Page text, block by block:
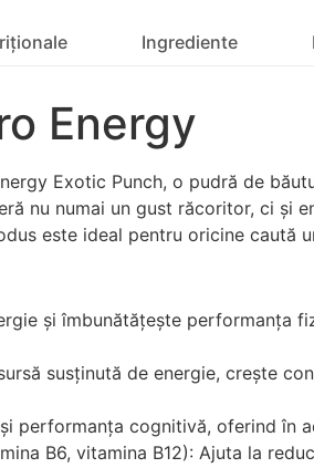
Ingrediente
Energy
Exotic Punch, o pudră de
nu numai un gust răcoritor, ci și
este ideal pentru oricine caută
și îmbunătățește performanța
susținută de energie, crește
performanța cognitivă, oferind în
B6, vitamina B12): Ajuta la